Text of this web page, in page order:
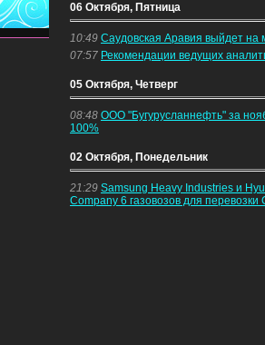
06 Октября, Пятница
10:49 Саудовская Аравия выйдет
07:57 Рекомендации ведущих
05 Октября, Четверг
08:48 ООО "Бугурусланнефть" за
100%
02 Октября, Понедельник
21:29 Samsung Heavy Industries и
Company 6 газовозов для перевозки